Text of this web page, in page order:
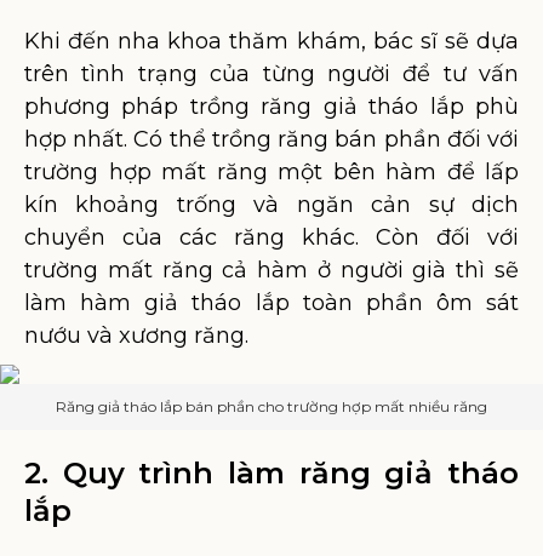
Khi đến nha khoa thăm khám, bác sĩ sẽ dựa
trên tình trạng của từng người để tư vấn
phương pháp trồng răng giả tháo lắp phù
hợp nhất. Có thể trồng răng bán phần đối với
trường hợp mất răng một bên hàm để lấp
kín khoảng trống và ngăn cản sự dịch
chuyển của các răng khác. Còn đối với
trường mất răng cả hàm ở người già thì sẽ
làm hàm giả tháo lắp toàn phần ôm sát
nướu và xương răng.
Răng giả tháo lắp bán phần cho trường hợp mất nhiều răng
2. Quy trình làm răng giả tháo
lắp